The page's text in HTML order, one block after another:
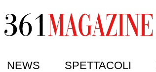
NEWS SPETTACOLI